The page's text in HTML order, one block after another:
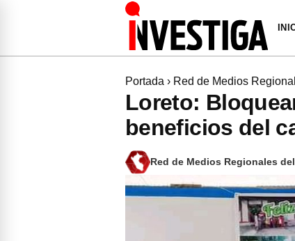
Portada › Red de Medios
Loreto:
beneficios del
Red de Medios Regionales